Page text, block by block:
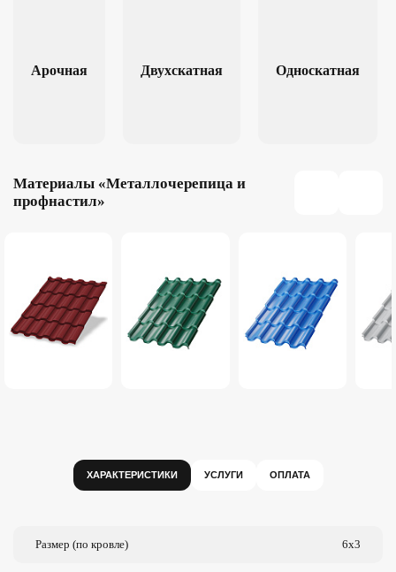
Арочная Двухскатная Односкатная
Материалы «Металлочерепица и
профнастил»
ХАРАКТЕРИСТИКИ УСЛУГИ ОПЛАТА
Размер (по кровле) 6х3